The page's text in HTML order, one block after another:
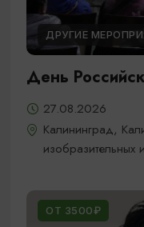
ДРУГИЕ
День
27.08.2026
Калининград,
изобразительных
ОТ 3500₽